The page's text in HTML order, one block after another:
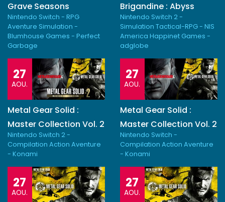
Grave Seasons
Nintendo Switch - RPG
Aventure Simulation -
Blumhouse Games - Perfect
Garbage
Brigandine : Abyss
Nintendo Switch 2 -
Simulation Tactical-RPG - NIS
America Happinet Games -
adglobe
27
AOU.
Metal Gear Solid :
Master Collection Vol. 2
Nintendo Switch 2 -
Compilation Action Aventure
- Konami
27
AOU.
Metal Gear Solid :
Master Collection Vol. 2
Nintendo Switch -
Compilation Action Aventure
- Konami
27
AOU.
27
AOU.